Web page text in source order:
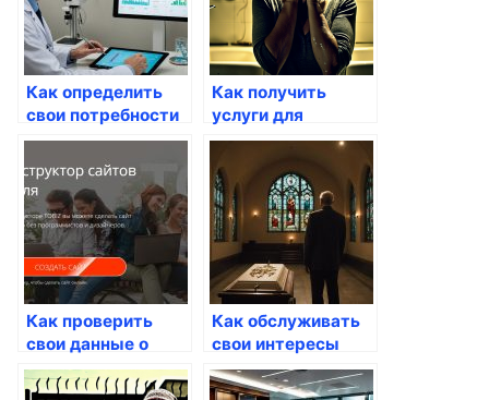
Как определить
свои потребности
через Госуслуги
Как получить
услуги для
некоммерческих
организаций через
госуслуги
Как проверить
свои данные о
собственности
через Госуслуги
Как обслуживать
свои интересы
через госуслуги